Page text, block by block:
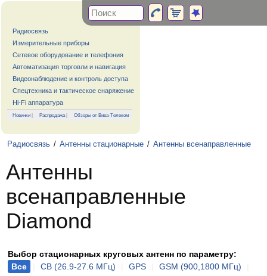
Радиосвязь
Измерительные приборы
Сетевое оборудование и телефония
Автоматизация торговли и навигация
Видеонаблюдение и контроль доступа
Спецтехника и тактическое снаряжение
Hi-Fi аппаратура
Новинки | Распродажа| Обзоры от Вива-Телеком
Радиосвязь / Антенны стационарные / Антенны всенаправленные
Антенны
всенаправленные
Diamond
Выбор стационарных круговых антенн по параметру:
Все
CB (26.9-27.6 МГц) GPS GSM (900,1800 МГц)